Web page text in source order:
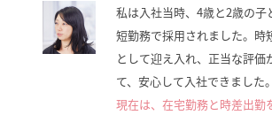
私は入社当時、4歳と2歳の子
短勤務で採用されました。時
として迎え入れ、正当な評価
て、安心して入社できました。
現在は、在宅勤務と時差出勤